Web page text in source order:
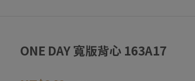
ONE DAY 寬版背心 163A17